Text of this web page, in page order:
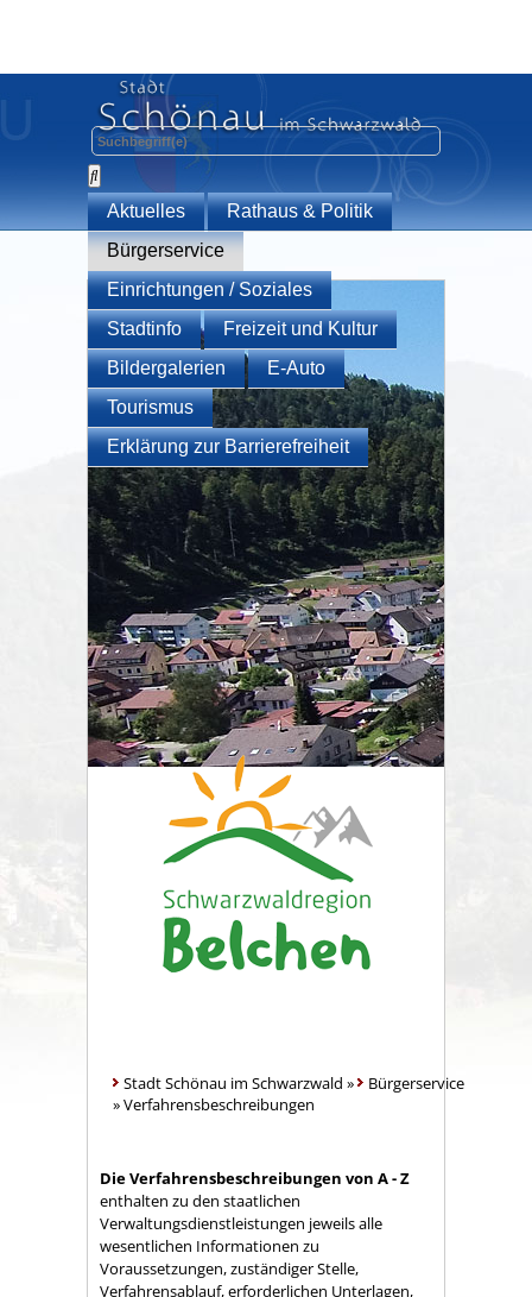
Aktuelles
Rathaus & Politik
Bürgerservice
Einrichtungen / Soziales
Stadtinfo
Freizeit und Kultur
Bildergalerien
E-Auto
Tourismus
Erklärung zur Barrierefreiheit
Stadt Schönau im Schwarzwald »
Bürgerservice
»Verfahrensbeschreibungen
Die Verfahrensbeschreibungen von A - Z
enthalten zu den staatlichen
Verwaltungsdienstleistungen jeweils alle
wesentlichen Informationen zu
Voraussetzungen, zuständiger Stelle,
Verfahrensablauf, erforderlichen Unterlagen,